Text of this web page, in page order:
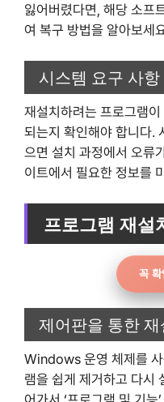
잃어버렸다면, 해당 소프
여 복구 방법을 알아보세
시스템 요구 사항
재설치하려는 프로그램
되는지 확인해야 합니다.
으면 설치 과정에서 오류
이트에서 필요한 정보를
프로그램 재설
꼭 확
제어판을 통한 재
Windows 운영 체제를
램을 쉽게 제거하고 다시